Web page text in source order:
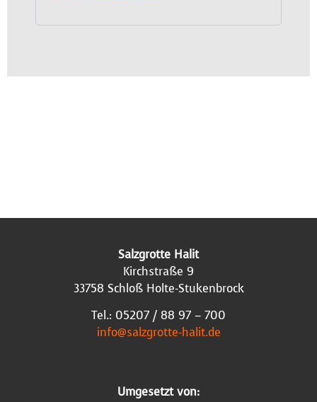
Salzgrotte Halit
Kirchstraße 9
33758 Schloß Holte-Stukenbrock
Tel.: 05207 / 88 97 – 700
info@salzgrotte-halit.de
Umgesetzt von: